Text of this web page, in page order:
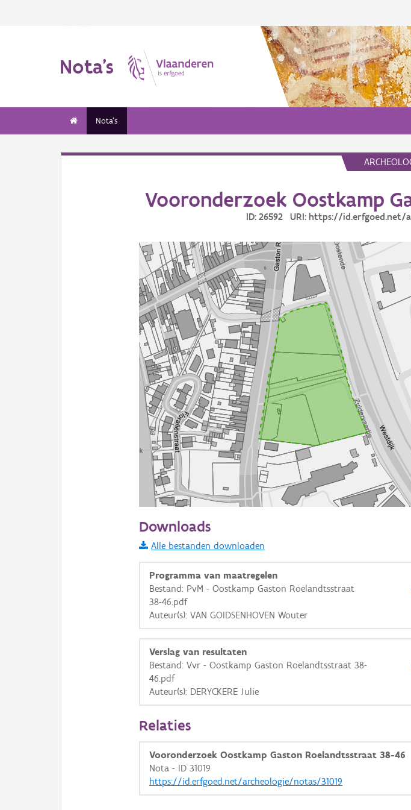
Nota's
Nota's
Vooronderzoek Oostkamp
ID: 26592 URI: https://id.erfgoed.net/
Informatie Vlaanderen
i
+
Basis Lagen
OSM-Basiskaart
Ortho
GRB-Basiskaart
GRB-Basiskaart in grijswaarden
Downloads
Alle bestanden downloaden
Programma van maatregelen
Bestand: PvM - Oostkamp Gaston Roelandtsstraat
38-46.pdf
Auteur(s): VAN GOIDSENHOVEN Wouter
Verslag van resultaten
Bestand: Vvr - Oostkamp Gaston Roelandtsstraat 38-
46.pdf
Auteur(s): DERYCKERE Julie
Relaties
Vooronderzoek Oostkamp Gaston Roelandtsstraat 38-46
Nota - ID 31019
https://id.erfgoed.net/archeologie/notas/31019